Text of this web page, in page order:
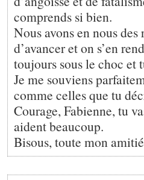
comprends si bien.
Nous avons en nous
d’avancer et on s’en
toujours sous le choc et
Je me souviens
comme celles que tu
Courage, Fabienne, tu
aident beaucoup.
Bisous, toute mon